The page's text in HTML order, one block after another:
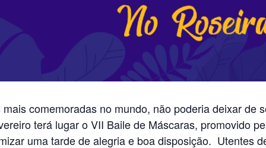
comemoradas no mundo, não poderia deixar de
terá lugar o VII Baile de Máscaras, promovido
uma tarde de alegria e boa disposição. Utentes